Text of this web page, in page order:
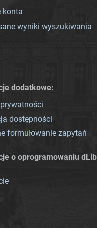
konta
wyniki wyszukiwania
dodatkowe:
dostępności
formułowanie zapytań
o oprogramowaniu